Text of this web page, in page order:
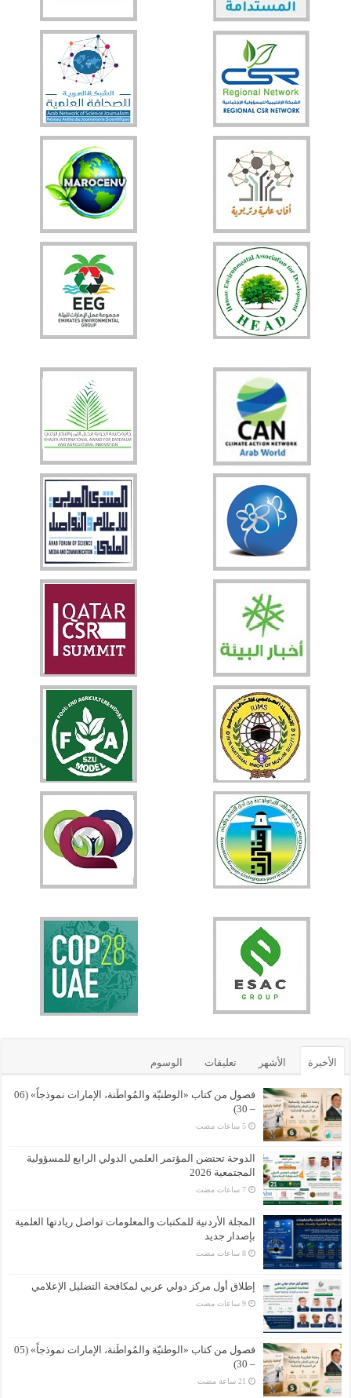
الأخيرة الأشهر تعليقات الوسوم
فصول من كتاب «الوطنيّة والمُواطَنة، الإمارات نموذجاً» (06
– 30)
الدوحة تحتضن المؤتمر العلمي الدولي الرابع للمسؤولية
المجتمعية 2026
المجلة الأردنية للمكتبات والمعلومات تواصل ريادتها العلمية
بإصدار جديد
إطلاق أول مركز دولي عربي لمكافحة التضليل الإعلامي
فصول من كتاب «الوطنيّة والمُواطَنة، الإمارات نموذجاً» (05
– 30)